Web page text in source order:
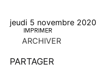
jeudi 5 novembre 2020
IMPRIMER
ARCHIVER
PARTAGER